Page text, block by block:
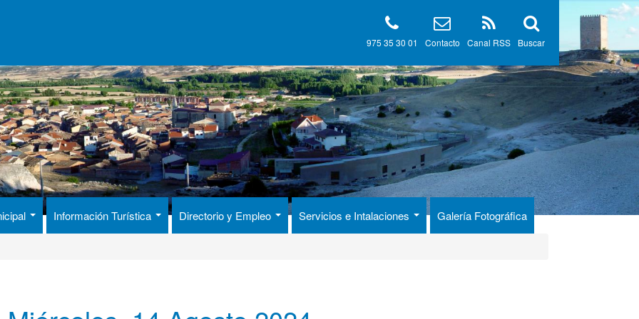
Buscar
Canal RSS
Contacto
975 35 30 01
Información Turística Directorio y Empleo Servicios e Intalaciones Galería Fotográfica